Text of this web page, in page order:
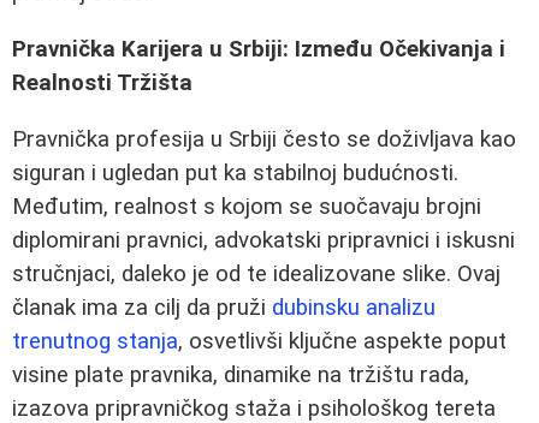
Pravnička Karijera u Srbiji: Između Očekivanja i
Realnosti Tržišta
Pravnička profesija u Srbiji često se doživljava kao
siguran i ugledan put ka stabilnoj budućnosti.
Međutim, realnost s kojom se suočavaju brojni
diplomirani pravnici, advokatski pripravnici i iskusni
stručnjaci, daleko je od te idealizovane slike. Ovaj
članak ima za cilj da pruži dubinsku analizu
trenutnog stanja, osvetlivši ključne aspekte poput
visine plate pravnika, dinamike na tržištu rada,
izazova pripravničkog staža i psihološkog tereta